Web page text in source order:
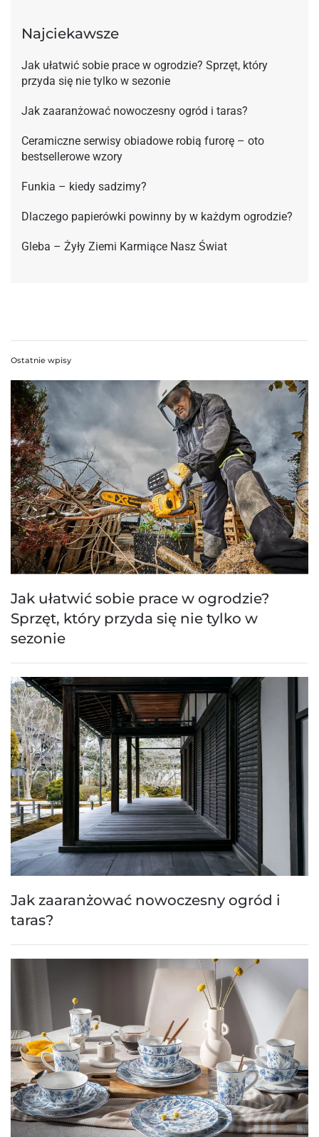
Najciekawsze
Jak ułatwić sobie prace w ogrodzie? Sprzęt, który
przyda się nie tylko w sezonie
Jak zaaranżować nowoczesny ogród i taras?
Ceramiczne serwisy obiadowe robią furorę – oto
bestsellerowe wzory
Funkia – kiedy sadzimy?
Dlaczego papierówki powinny by w każdym ogrodzie?
Gleba – Żyły Ziemi Karmiące Nasz Świat
Ostatnie wpisy
Jak ułatwić sobie prace w ogrodzie?
Sprzęt, który przyda się nie tylko w
sezonie
Jak zaaranżować nowoczesny ogród i
taras?